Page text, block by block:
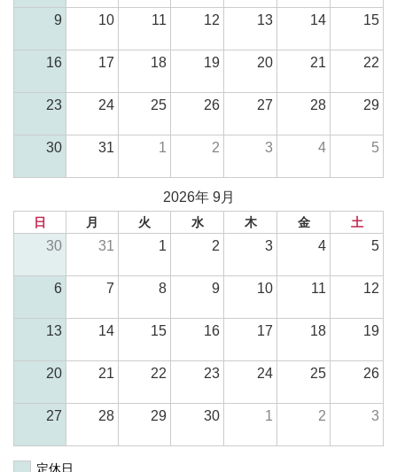
9 10 11 12 13 14 15
16 17 18 19 20 21 22
23 24 25 26 27 28 29
30 31 1 2 3 4 5
2026年 9月
日 月 火 水 木 金 土
30 31 1 2 3 4 5
6 7 8 9 10 11 12
13 14 15 16 17 18 19
20 21 22 23 24 25 26
27 28 29 30 1 2 3
定休日